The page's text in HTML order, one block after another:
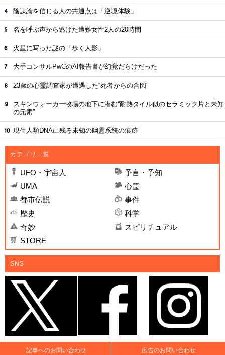
陰謀論を信じる人の共通点は「逆境体験」
名を呼ぶ声から逃げた遭難女性2人の20時間
火星に写った謎の「歩く人影」
大手コンサルPwCのAI報告書が幻覚だらけだった
23歳の心霊調査家が遭遇した“死者からの合図”
スキンウォーカー牧場の地下に潜む“耐熱タイル似のセラミック片と未知
の元素”
現生人類DNAに残る未知の幽霊系統の痕跡
カテゴリ一覧
UFO・宇宙人
予言・予知
UMA
心霊
都市伝説
事件
歴史
科学
奇妙
スピリチュアル
STORE
SNS
記事へのお問い合わせ 広告のお問い合わせ